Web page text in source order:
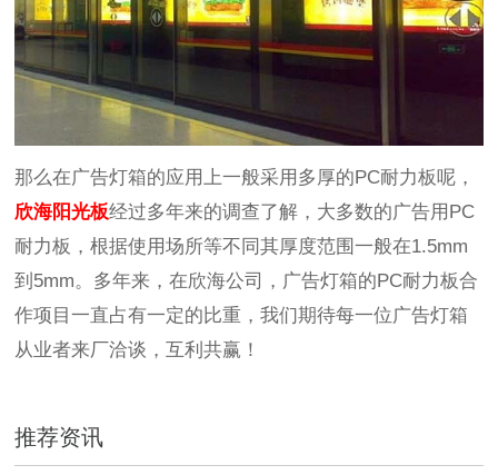
那么在广告灯箱的应用上一般采用多厚的PC耐力板呢，
欣海阳光板经过多年来的调查了解 ，大多数的广告用 PC
耐力板，根据使用场所等不同其厚度范围一般在1.5mm
到 5mm。多年来，在欣海公司，广告灯箱的PC耐力板合
作项目一直占有一定的比重，我们期待每一位广告灯箱
从业者来厂洽谈，互利共赢！
推荐资讯